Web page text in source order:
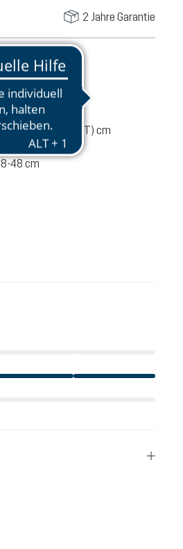
2 Jahre Garantie
g
Liter
/ 26 / 18 (H x B x T) cm
48 cm